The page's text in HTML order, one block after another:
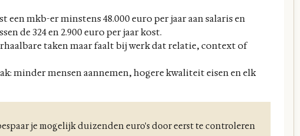
mkb-er minstens 48.000 euro per jaar aan salaris en
de 324 en 2.900 euro per jaar kost.
taken maar faalt bij werk dat relatie, context of
minder mensen aannemen, hogere kwaliteit eisen en elk
je mogelijk duizenden euro's door eerst te controleren